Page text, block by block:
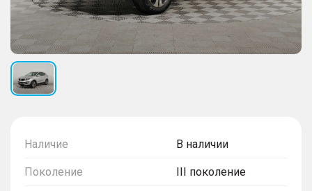
Наличие В наличии
Поколение III поколение